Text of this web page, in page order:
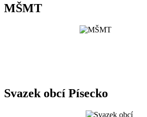
MŠMT
Svazek obcí Písecko